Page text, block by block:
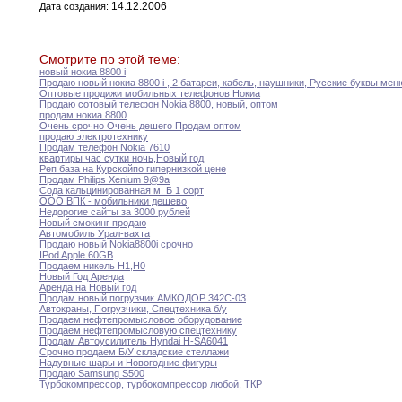
Дата создания: 14.12.2006
Смотрите по этой теме:
новый нокиа 8800 i
Продаю новый нокиа 8800 i
2 батареи, кабель наушники Русские буквы
Оптовые продижи мобильных телефонов Нокиа
Продаю сотовый телефон Nokia 8800 новый оптом
продам нокиа 8800
Очень срочно Очень дешего Продам оптом
продаю электротехнику
Продам телефон Nokia 7610
квартиры час сутки ночь Новый год
Реп база на Курскойпо гипернизкой цене
Продам Philips Xenium 9@9a
Сода кальцинированная м
Б 1 сорт
ООО ВПК - мобильники дешево
Недорогие сайты за 3000 рублей
Новый смокинг продаю
Автомобиль Урал-вахта
Продаю новый Nokia8800i срочно
IPod Apple 60GB
Продаем никель Н1
Н0
Новый Год Аренда
Аренда на Новый год
Продам новый погрузчик АМКОДОР 342С-03
Автокраны
Погрузчики Спецтехника б/у
Продаем нефтепромысловое оборудование
Продаем нефтепромысловую спецтехнику
Продам Автоусилитель Hyndai H-SA6041
Срочно продаем Б/У складские стеллажи
Надувные шары и Новогодние фигуры
Продаю Samsung S500
Турбокомпрессор турбокомпрессор любой ТКР